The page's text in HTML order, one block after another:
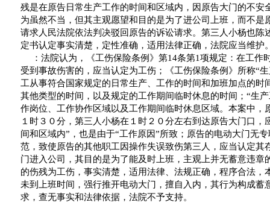
残是在原告日常生产工作的时间和区域内，因原告大门的不安
为虽然不当，但其主观愿望和目的是为了进公司上班，而不是
请求人民法院依法判决驳回原告的诉讼请求。第三人小杨也陈
定书认定事实清楚，定性准确，适用法律正确，法院应当维护
：法院认为，《工伤保险条例》第14条第1项规定：在工作
受到事故伤害的，应当认定为工伤；《工伤保险条例》所称“
工从事符合国家规定的日常生产、工作的时间和加班加点的时
其他类型的时间，以及规定的工作期间临时休息的时间； “生
作岗位、工作协作区域以及工作期间临时休息区域。本案中，
１时３０分，第三人小杨在１时２０分左右到达原告大门口，
间和区域内” ，也是由于“工作原因”所致；原告的电动大门无
范，致使原告的其他职工因操作失误致伤第三人，应当认定其
门进入公司，其目的是为了能及时上班，主观上并无蓄意违章
的伤残为工伤，事实清楚，适用法律、法规正确，程序合法，
未到上班时间，强行推开电动大门，擅自入内，其行为构成蓄
求，查无事实和法律依据，法院不予支持。